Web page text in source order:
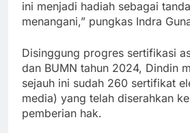
ini menjadi hadiah sebagai
menangani,” pungkas Indra
Disinggung progres sertifikasi
dan BUMN tahun 2024, Dindin
sejauh ini sudah 260 sertifikat
media) yang telah diserahkan
pemberian hak.